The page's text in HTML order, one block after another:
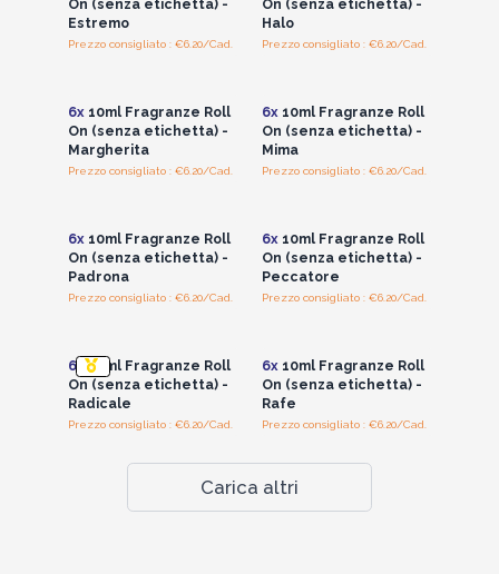
On (senza etichetta) -
Estremo
Prezzo consigliato : €6.20/Cad.
On (senza etichetta) -
Halo
Prezzo consigliato : €6.20/Cad.
6x10ml Fragranze Roll
On (senza etichetta) -
Margherita
Prezzo consigliato : €6.20/Cad.
6x10ml Fragranze Roll
On (senza etichetta) -
Mima
Prezzo consigliato : €6.20/Cad.
6x10ml Fragranze Roll
On (senza etichetta) -
Padrona
Prezzo consigliato : €6.20/Cad.
6x10ml Fragranze Roll
On (senza etichetta) -
Peccatore
Prezzo consigliato : €6.20/Cad.
6x 10ml Fragranze Roll
On (senza etichetta) -
Radicale
Prezzo consigliato : €6.20/Cad.
6x10ml Fragranze Roll
On (senza etichetta) -
Rafe
Prezzo consigliato : €6.20/Cad.
Carica altri